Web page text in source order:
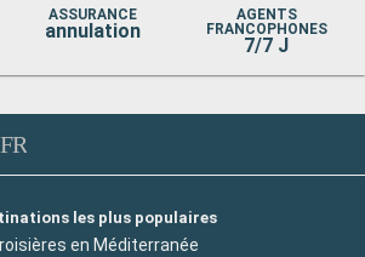
ASSURANCE
annulation
AGENTS
FRANCOPHONES
7/7 J
les plus populaires
en Méditerranée